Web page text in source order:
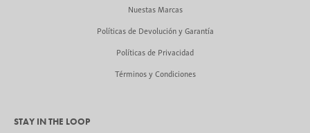
Nuestas Marcas
Políticas de Devolución y Garantía
Políticas de Privacidad
Términos y Condiciones
STAY IN THE LOOP